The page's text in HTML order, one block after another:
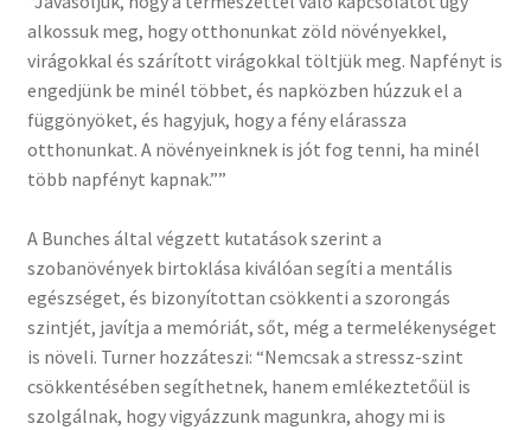
alkossuk meg, hogy otthonunkat zöld növényekkel,
virágokkal és szárított virágokkal töltjük meg. Napfényt is
engedjünk be minél többet, és napközben húzzuk el a
függönyöket, és hagyjuk, hogy a fény elárassza
otthonunkat. A növényeinknek is jót fog tenni, ha minél
több napfényt kapnak.””
A Bunches által végzett kutatások szerint a
szobanövények birtoklása kiválóan segíti a mentális
egészséget, és bizonyítottan csökkenti a szorongás
szintjét, javítja a memóriát, sőt, még a termelékenységet
is növeli. Turner hozzáteszi: “Nemcsak a stressz-szint
csökkentésében segíthetnek, hanem emlékeztetőül is
szolgálnak, hogy vigyázzunk magunkra, ahogy mi is